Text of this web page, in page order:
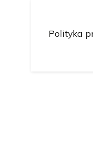
Polityka